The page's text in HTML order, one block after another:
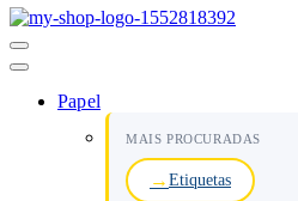
Menu
de
Papel
MAIS PROCURADAS
Etiquetas